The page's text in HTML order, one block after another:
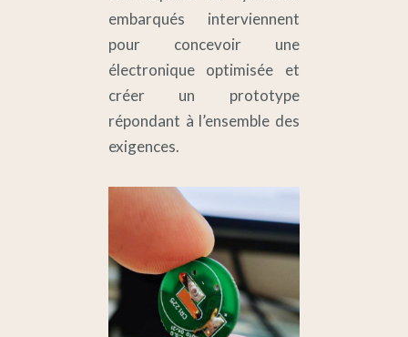
embarqués interviennent
pour concevoir une
électronique optimisée et
créer un prototype
répondant à l’ensemble des
exigences.